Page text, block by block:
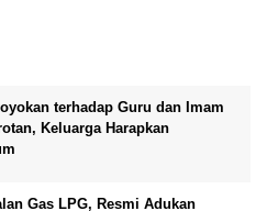
terhadap Guru dan Imam
Keluarga Harapkan
Gas LPG, Resmi Adukan